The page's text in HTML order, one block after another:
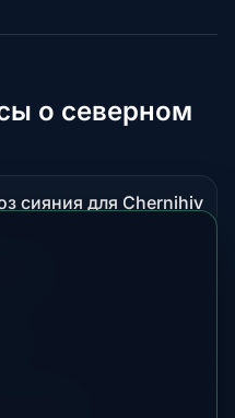
о северном
сияния для Chernihiv